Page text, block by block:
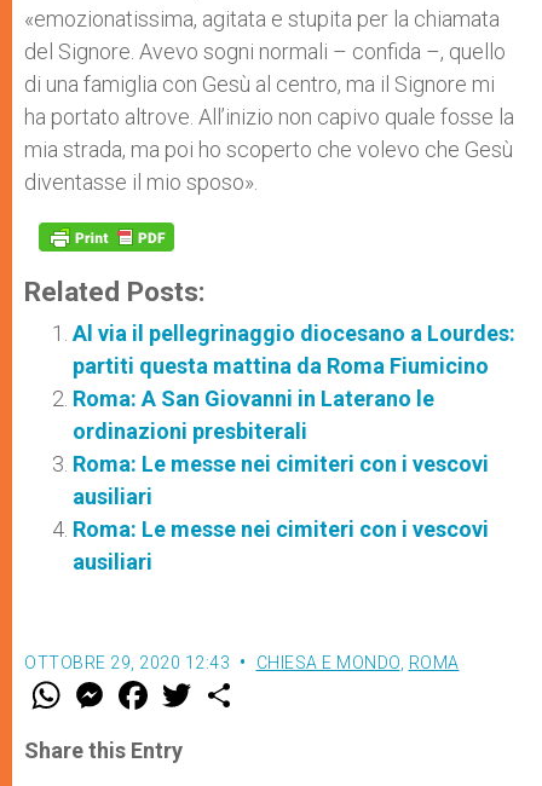
«emozionatissima, agitata e stupita per la chiamata
del Signore. Avevo sogni normali – confida –, quello
di una famiglia con Gesù al centro, ma il Signore mi
ha portato altrove. All’inizio non capivo quale fosse la
mia strada, ma poi ho scoperto che volevo che Gesù
diventasse il mio sposo».
Related Posts:
Al via il pellegrinaggio diocesano a Lourdes:
partiti questa mattina da Roma Fiumicino
Roma: A San Giovanni in Laterano le
ordinazioni presbiterali
Roma: Le messe nei cimiteri con i vescovi
ausiliari
Roma: Le messe nei cimiteri con i vescovi
ausiliari
OTTOBRE 29, 2020 12:43 CHIESA E MONDO ROMA
W
t
s
M
e
s
e
F
a
e
b
w
Share this Entry